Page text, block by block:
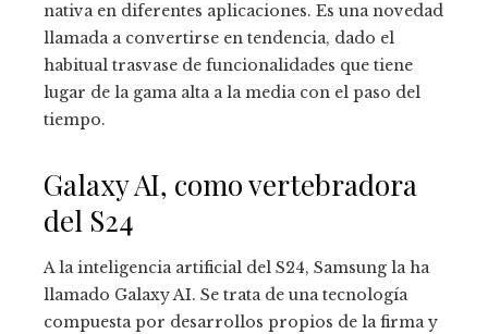
nativa en diferentes aplicaciones. Es una novedad
llamada a convertirse en tendencia, dado el
habitual trasvase de funcionalidades que tiene
lugar de la gama alta a la media con el paso del
tiempo.
Galaxy AI, como vertebradora
del S24
A la inteligencia artificial del S24, Samsung la ha
llamado Galaxy AI. Se trata de una tecnología
compuesta por desarrollos propios de la firma y